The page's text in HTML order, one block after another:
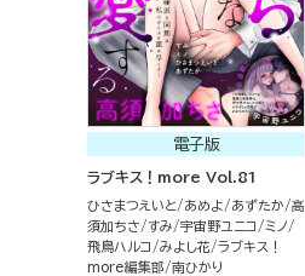
電子版
ラブキス！more Vol.81
ひさまつえいと あめよ あずたか
高
須加ちさ
すみ 宇宙野ユニコ
ミノ
飛鳥ハルコ
みよし花
ラブキス！
more編集部
南ひかり